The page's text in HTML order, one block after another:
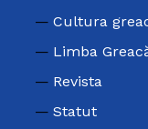
Cultura
Limba
Revista
Statut